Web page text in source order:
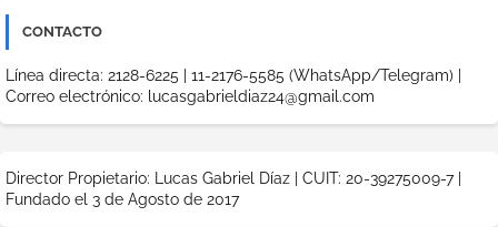
CONTACTO
Línea directa: 2128-6225 | 11-2176-5585 (WhatsApp/Telegram) |
Correo electrónico: lucasgabrieldiaz24@gmail.com
Director Propietario: Lucas Gabriel Díaz | CUIT: 20-39275009-7 |
Fundado el 3 de Agosto de 2017